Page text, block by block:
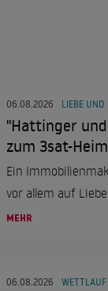
06.08.2026 LIEBE UND
"Hattinger
zum 3sat-
Ein
vor allem auf
MEHR
06.08.2026 WETTLAUF